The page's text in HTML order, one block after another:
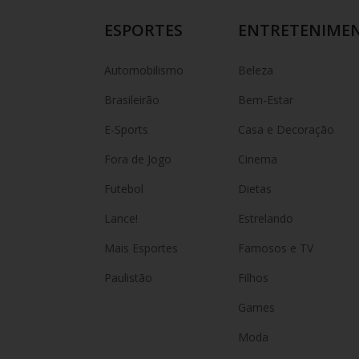
ESPORTES
Automobilismo
Brasileirão
E-Sports
Fora de Jogo
Futebol
Lance!
Mais Esportes
Paulistão
Beleza
Bem-Estar
Casa e Decoração
Cinema
Dietas
Estrelando
Famosos e TV
Filhos
Games
Moda